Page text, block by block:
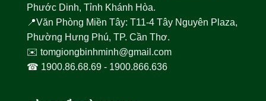
Phước Dinh, Tỉnh Khánh Hòa.
📍Văn Phòng Miền Tây: T11-4 Tây Nguyên Plaza,
Phường Hưng Phú, TP. Cần Thơ.
✉️ tomgiongbinhminh@gmail.com
☎︎ 1900.86.68.69- 1900.866.636